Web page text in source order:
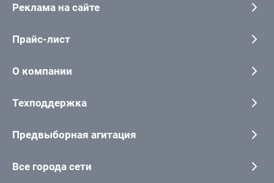
Реклама на сайте
Прайс-лист
О компании
Техподдержка
Предвыборная агитация
Все города сети